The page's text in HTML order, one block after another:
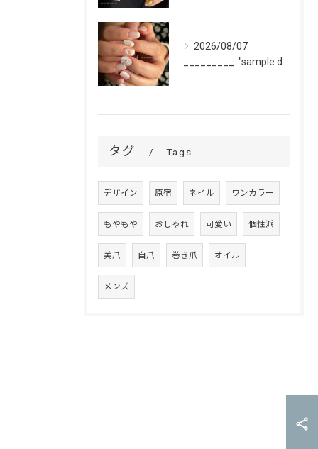
2026/08/07
タグ Tags
デザイン 原宿 ネイル ワンカラー
もやもや おしゃれ 可愛い 個性派
美爪 自爪 巻き爪 オイル
メンズ